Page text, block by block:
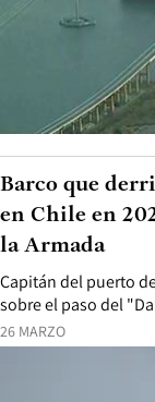
26 MARZO
Capitán del puerto
sobre el paso del
Barco que
en Chile en
la Armada